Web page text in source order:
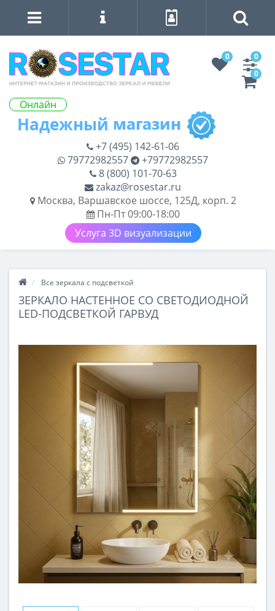
Онлайн
0
0
0
+7 (495) 142-61-06
79772982557
+79772982557
8 (800) 101-70-63
zakaz@rosestar.ru
Москва, Варшавское шоссе, 125Д, корп. 2
Пн-Пт 09:00-18:00
Услуга 3D визуализации
Все зеркала с подсветкой
ЗЕРКАЛО НАСТЕННОЕ СО СВЕТОДИОДНОЙ
LED-ПОДСВЕТКОЙ ГАРВУД